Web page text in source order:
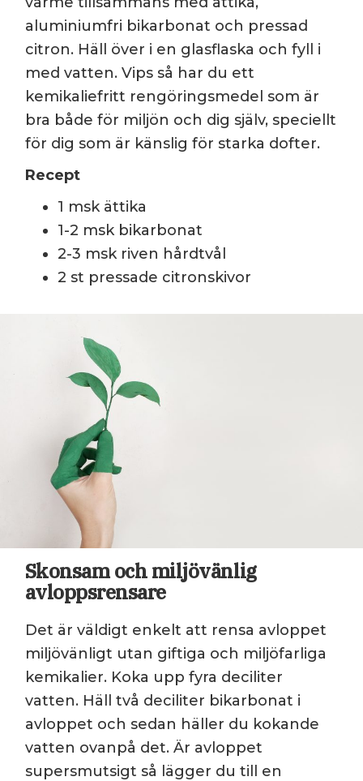
aluminiumfri bikarbonat och pressad
citron. Häll över i en glasflaska och fyll i
med vatten. Vips så har du ett
kemikaliefritt rengöringsmedel som är
bra både för miljön och dig själv, speciellt
för dig som är känslig för starka dofter.
Recept
1 msk ättika
1-2 msk bikarbonat
2-3 msk riven hårdtvål
2 st pressade citronskivor
Skonsam och miljövänlig
avloppsrensare
Det är väldigt enkelt att rensa avloppet
miljövänligt utan giftiga och miljöfarliga
kemikalier. Koka upp fyra deciliter
vatten. Häll två deciliter bikarbonat i
avloppet och sedan häller du kokande
vatten ovanpå det. Är avloppet
supersmutsigt så lägger du till en